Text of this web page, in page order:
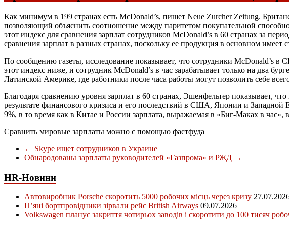
Как минимум в 199 странах есть McDonald’s, пишет Neue Zurcher Zeitung.
позволяющий объяснить соотношение между паритетом покупательной
этот индекс для сравнения зарплат сотрудников McDonald’s в 60 странах за
сравнения зарплат в разных странах, поскольку ее продукция в основном имеет
По сообщению газеты, исследование показывает, что сотрудники McDonald’s
этот индекс ниже, и сотрудник McDonald’s в час зарабатывает только на два
Латинской Америке, где работники после часа работы могут позволить себе
Благодаря сравнению уровня зарплат в 60 странах, Эшенфельтер показывает,
результате финансового кризиса и его последствий в США, Японии и Западной
9%, в то время как в Китае и России зарплата, выражаемая в «Биг-Маках в час»,
Сравнить мировые зарплаты можно с помощью фастфуда
← Skype ищет сотрудников в Украине
Обнародованы зарплаты руководителей «Газпрома» и РЖД →
HR-Новини
Автовиробник Porsche скоротить 5000 робочих місць через кризу
П’яні бортпровідники зірвали рейс British Airways 09.07.2026
Volkswagen планує закриття чотирьох заводів і скоротити до 100 тисяч